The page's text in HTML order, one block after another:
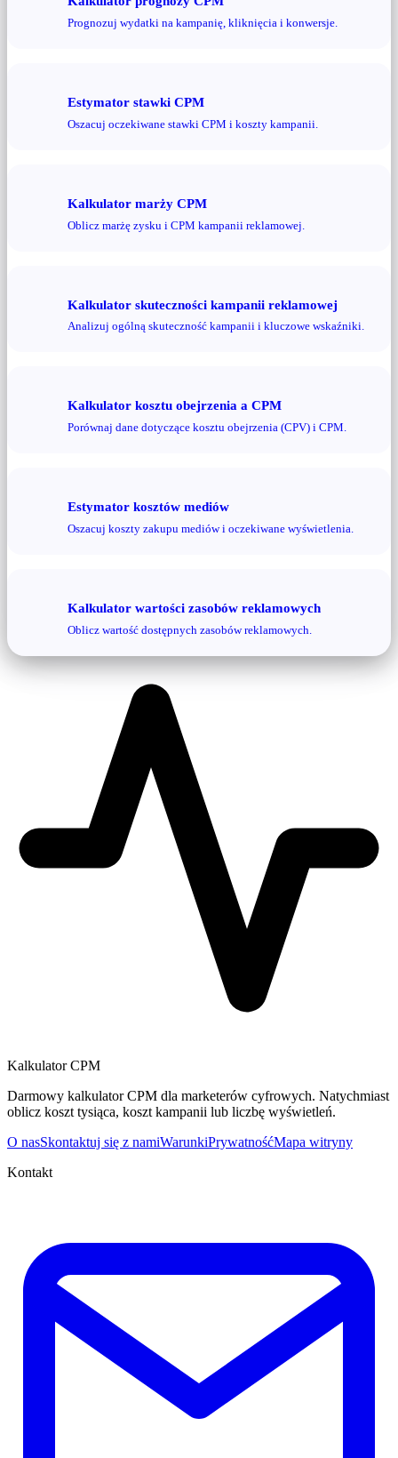
Prognozuj wydatki na kampanię, kliknięcia i konwersje.
Estymator stawki CPM
Oszacuj oczekiwane stawki CPM i koszty kampanii.
Kalkulator marży CPM
Oblicz marżę zysku i CPM kampanii reklamowej.
Kalkulator skuteczności kampanii reklamowej
Analizuj ogólną skuteczność kampanii i kluczowe wskaźniki.
Kalkulator kosztu obejrzenia a CPM
Porównaj dane dotyczące kosztu obejrzenia (CPV) i CPM.
Estymator kosztów mediów
Oszacuj koszty zakupu mediów i oczekiwane wyświetlenia.
Kalkulator wartości zasobów reklamowych
Oblicz wartość dostępnych zasobów reklamowych.
Kalkulator CPM
Darmowy kalkulator CPM dla marketerów cyfrowych. Natychmiast
oblicz koszt tysiąca, koszt kampanii lub liczbę wyświetleń.
O nasSkontaktuj się z namiWarunkiPrywatnośćMapa witryny
Kontakt